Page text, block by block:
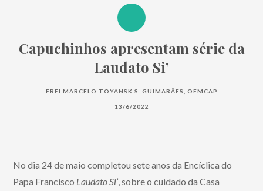
Capuchinhos apresentam série da
Laudato Si’
FREI MARCELO TOYANSK S. GUIMARÃES, OFMCAP
13/6/2022
No dia 24 de maio completou sete anos da Encíclica do
Papa Francisco Laudato Si’, sobre o cuidado da Casa